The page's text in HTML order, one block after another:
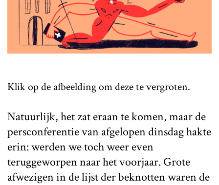
Klik op de afbeelding om deze te vergroten.
Natuurlijk, het zat eraan te komen, maar de
persconferentie van afgelopen dinsdag hakte
erin: werden we toch weer even
teruggeworpen naar het voorjaar. Grote
afwezigen in de lijst der beknotten waren de